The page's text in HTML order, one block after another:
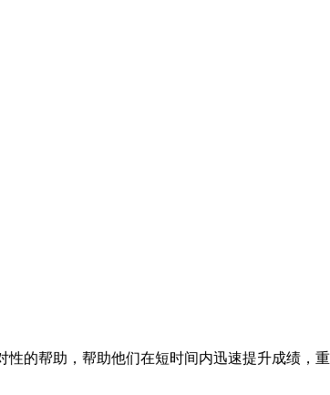
的帮助，帮助他们在短时间内迅速提升成绩，重